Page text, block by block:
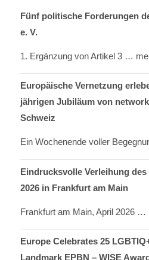
Fünf politische Forderungen
e. V.
1. Ergänzung von Artikel 3 …
Europäische Vernetzung
jährigen Jubiläum von
Schweiz
Ein Wochenende voller
Eindrucksvolle Verleihung
2026 in Frankfurt am Main
Frankfurt am Main, April 2026 …
Europe Celebrates 25
Landmark EPBN – WISE